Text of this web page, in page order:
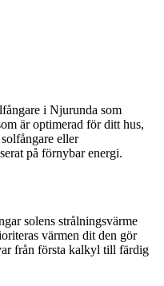
i Njurunda som
är optimerad för ditt hus,
eller
på förnybar energi.
solens strålningsvärme
värmen dit den gör
från första kalkyl till färdig